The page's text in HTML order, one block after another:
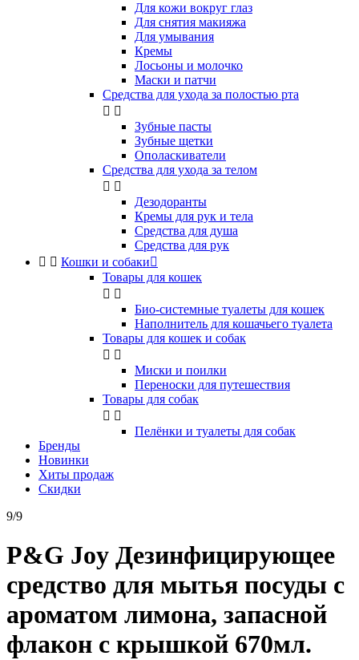
Для кожи вокруг глаз
Для снятия макияжа
Для умывания
Кремы
Лосьоны и молочко
Маски и патчи
Средства для ухода за полостью рта
 
Зубные пасты
Зубные щетки
Ополаскиватели
Средства для ухода за телом
 
Дезодоранты
Кремы для рук и тела
Средства для душа
Средства для рук
  Кошки и собаки
Товары для кошек
 
Био-системные туалеты для кошек
Наполнитель для кошачьего туалета
Товары для кошек и собак
 
Миски и поилки
Переноски для путешествия
Товары для собак
 
Пелёнки и туалеты для собак
Бренды
Новинки
Хиты продаж
Скидки
9/9
P&G Joy Дезинфицирующее
средство для мытья посуды с
ароматом лимона, запасной
флакон с крышкой 670мл.